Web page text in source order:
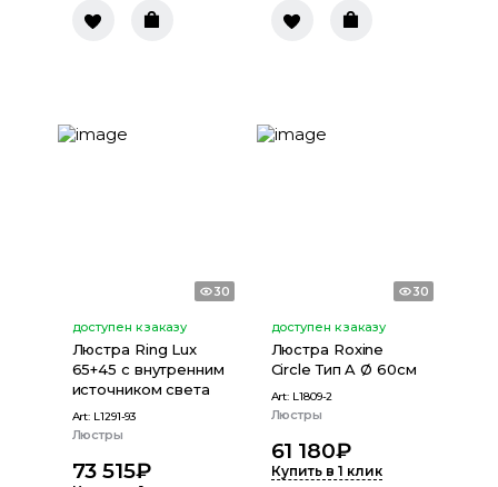
30
доступен к заказу
Люстра Ring Lux
65+45 с внутренним
источником света
Art: L1291-93
Люстры
73 515₽
30
доступен к заказу
Люстра Roxine
Circle Тип A Ø 60cм
Art: L1809-2
Люстры
61 180₽
Купить в 1 клик